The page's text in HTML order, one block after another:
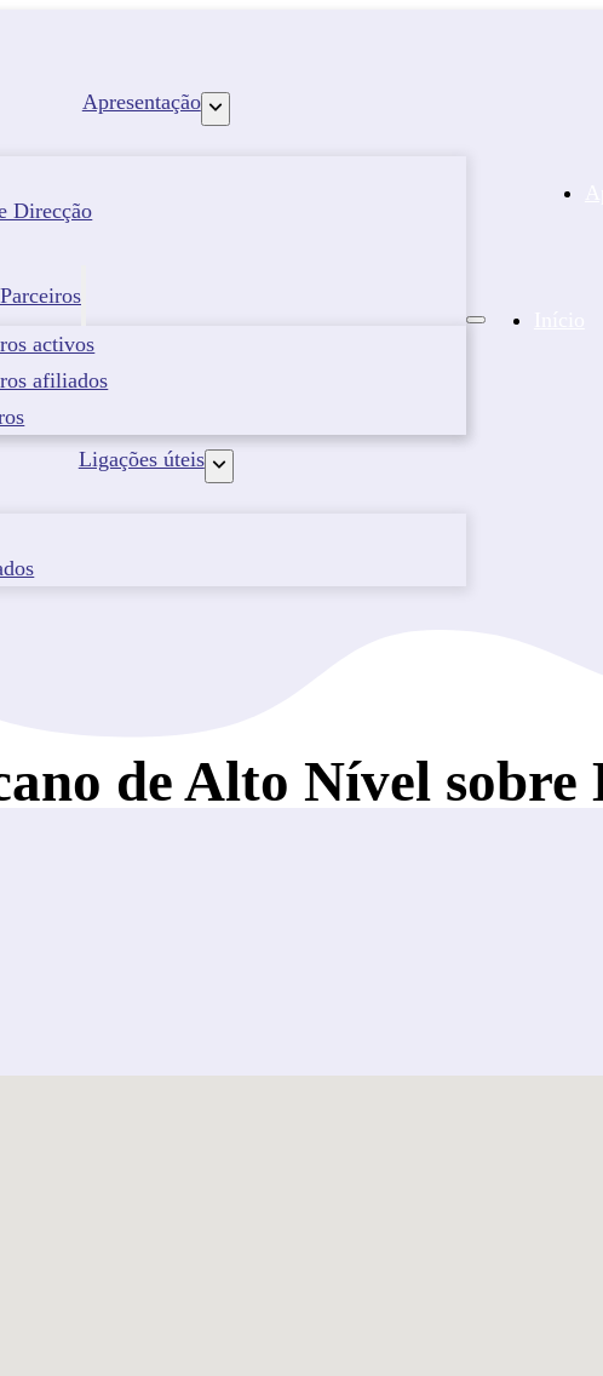
Apresentação
Direcção
activos
afiliados
Ligações úteis
de Alto Nível sobre